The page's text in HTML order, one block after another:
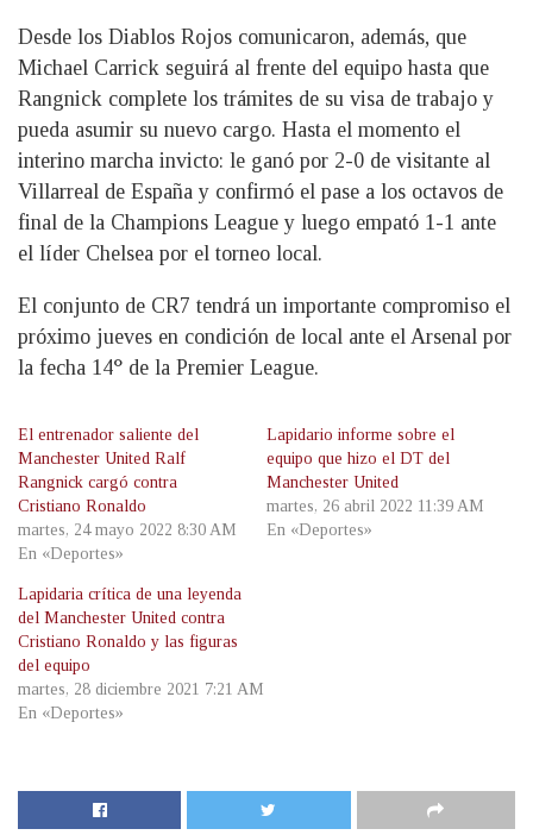
Desde los Diablos Rojos comunicaron, además, que
Michael Carrick seguirá al frente del equipo hasta que
Rangnick complete los trámites de su visa de trabajo y
pueda asumir su nuevo cargo. Hasta el momento el
interino marcha invicto: le ganó por 2-0 de visitante al
Villarreal de España y confirmó el pase a los octavos de
final de la Champions League y luego empató 1-1 ante
el líder Chelsea por el torneo local.
El conjunto de CR7 tendrá un importante compromiso el
próximo jueves en condición de local ante el Arsenal por
la fecha 14° de la Premier League.
El entrenador saliente del
Manchester United Ralf
Rangnick cargó contra
Cristiano Ronaldo
martes, 24 mayo 2022 8:30 AM
En «Deportes»
Lapidario informe sobre el
equipo que hizo el DT del
Manchester United
martes, 26 abril 2022 11:39 AM
En «Deportes»
Lapidaria crítica de una leyenda
del Manchester United contra
Cristiano Ronaldo y las figuras
del equipo
martes, 28 diciembre 2021 7:21 AM
En «Deportes»